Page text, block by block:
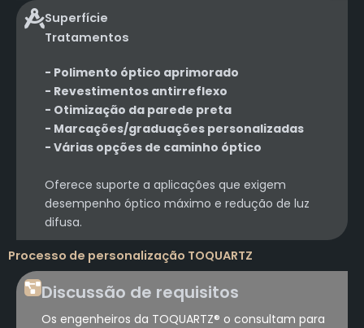
Superfície
Tratamentos
- Polimento óptico aprimorado
- Revestimentos antirreflexo
- Otimização da parede preta
- Marcações/graduações personalizadas
- Várias opções de caminho óptico
Oferece suporte a aplicações que exigem
desempenho óptico máximo e redução de luz
difusa.
Processo de personalização TOQUARTZ
Discussão de requisitos
Os engenheiros da TOQUARTZ® o consultam para